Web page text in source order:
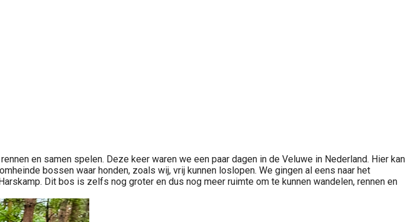
en samen spelen. Deze keer waren we een paar dagen in de Veluwe in Nederland. Hier kan
bossen waar honden, zoals wij, vrij kunnen loslopen. We gingen al eens naar het
Dit bos is zelfs nog groter en dus nog meer ruimte om te kunnen wandelen, rennen en